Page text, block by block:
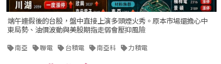
端午連假後的台股，盤中直接上演多頭煙火秀。原本市場還擔心中
東局勢、油價波動與美股期指走弱會壓抑風險
南亞 聯電 台積電 南亞科 力積電